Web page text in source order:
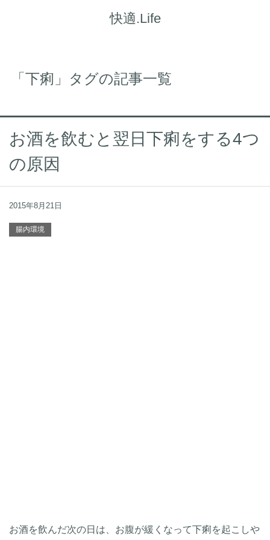
快適.Life
「下痢」タグの記事一覧
お酒を飲むと翌日下痢をする4つ
の原因
2015年8月21日
腸内環境
お酒を飲んだ次の日は、お腹が緩くなって下痢を起こしや